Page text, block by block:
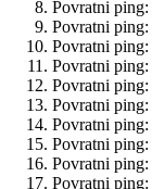
Povratni ping:
Povratni ping:
Povratni ping:
Povratni ping:
Povratni ping:
Povratni ping:
Povratni ping:
Povratni ping:
Povratni ping:
Povratni ping: